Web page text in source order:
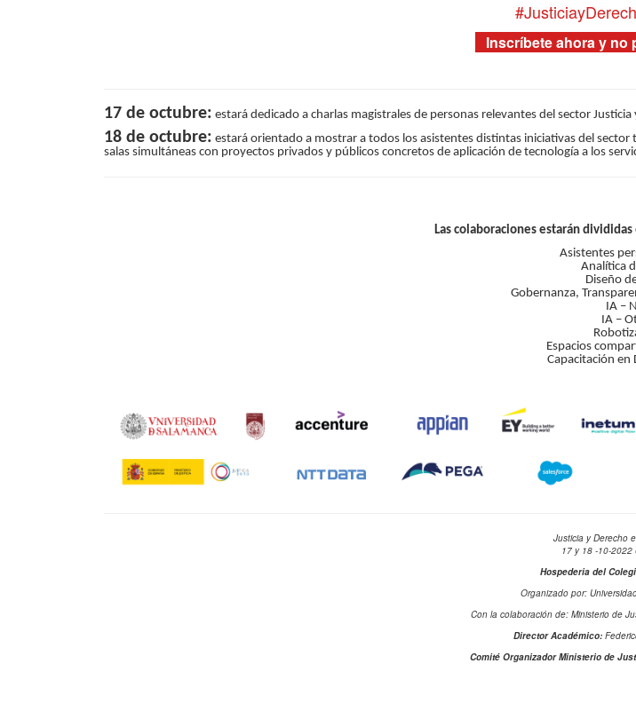
Inscríbete ahora y no
17 de octubre: estará dedicado a charlas magistrales de personas relevantes del sector
18 de octubre: estará orientado a mostrar a todos los asistentes distintas iniciativas del
salas simultáneas con proyectos privados y públicos concretos de aplicación de tecnología a los
Las colaboraciones estarán
Asistentes
Analítica
Diseño
Gobernanza,
IA –
IA –
Espacios
Capacitación en
Justicia y Derecho
17 y 18 -10-2022
Hospederia del
Organizado por:
Con la colaboración de: Ministerio de
Director Académico:
Comité Organizador Ministerio de